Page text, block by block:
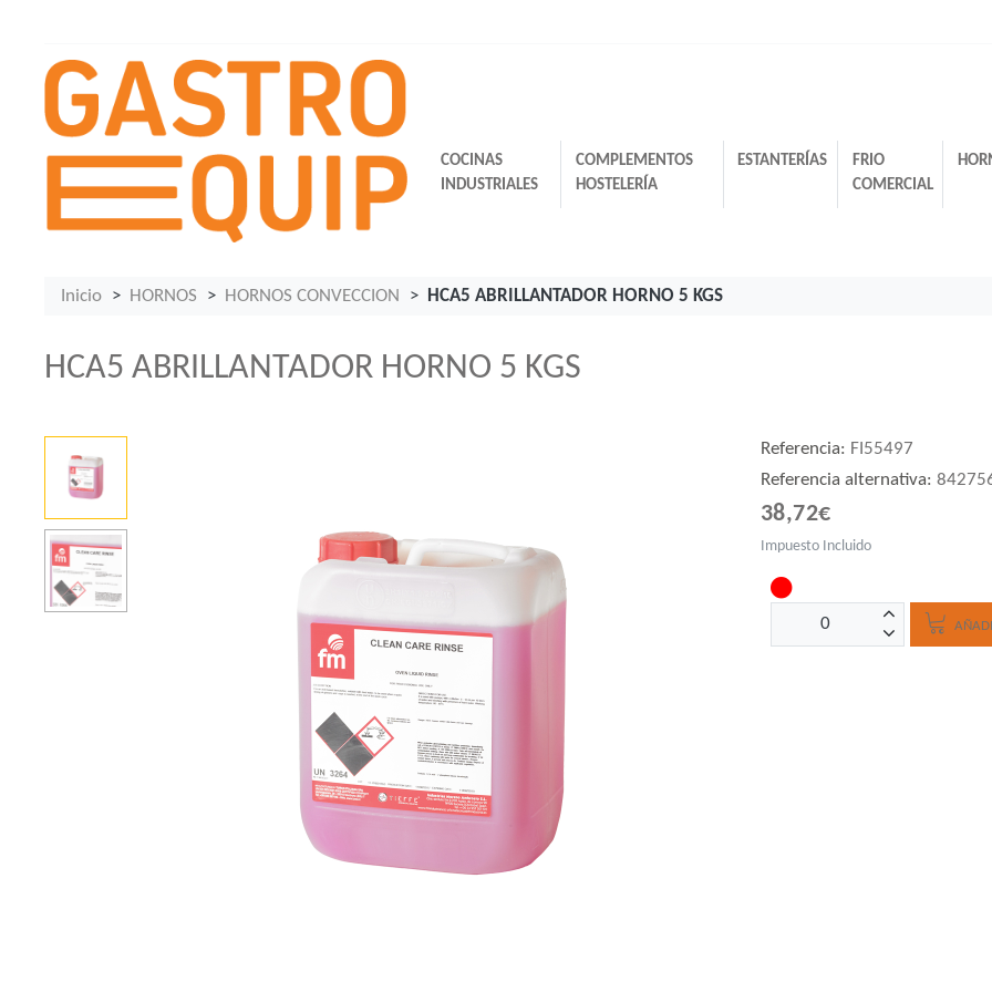
COCINAS
INDUSTRIALES
COMPLEMENTOS
HOSTELERÍA
ESTANTERÍAS
FRIO
COMERCIAL
Inicio HORNOS HORNOS CONVECCION HCA5 ABRILLANTADOR HORNO 5 KGS
HCA5 ABRILLANTADOR HORNO 5 KGS
Referencia: FI55497
Referencia alternativa:
38,72€
Impuesto Incluido